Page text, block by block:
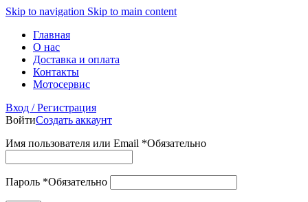
Skip to navigation Skip to main content
Главная
О нас
Доставка и оплата
Контакты
Мотосервис
Вход / Регистрация
ВойтиСоздать аккаунт
Имя пользователя или Email *Обязательно
Пароль *Обязательно